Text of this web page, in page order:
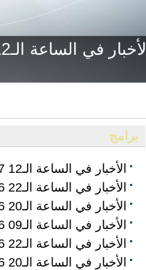
الأخبار في الساعة الـ12 2016-12-28
برامج
الأخبار في الساعة الـ12 2017-01-22
الأخبار في الساعة الـ22 2016-12-31
الأخبار في الساعة الـ20 2016-12-31
الأخبار في الساعة الـ09 2016-12-31
الأخبار في الساعة الـ22 2016-12-30
الأخبار في الساعة الـ20 2016-12-30